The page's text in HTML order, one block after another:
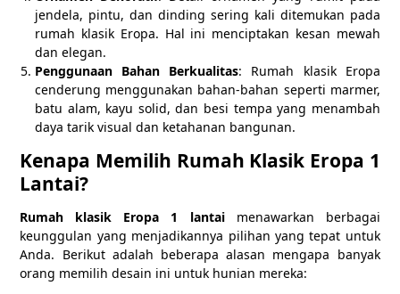
jendela, pintu, dan dinding sering kali ditemukan pada
rumah klasik Eropa. Hal ini menciptakan kesan mewah
dan elegan.
Penggunaan Bahan Berkualitas: Rumah klasik Eropa
cenderung menggunakan bahan-bahan seperti marmer,
batu alam, kayu solid, dan besi tempa yang menambah
daya tarik visual dan ketahanan bangunan.
Kenapa Memilih Rumah Klasik Eropa 1
Lantai?
Rumah klasik Eropa 1 lantai menawarkan berbagai
keunggulan yang menjadikannya pilihan yang tepat untuk
Anda. Berikut adalah beberapa alasan mengapa banyak
orang memilih desain ini untuk hunian mereka: